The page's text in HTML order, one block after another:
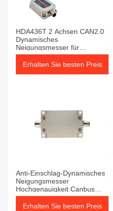
HDA436T 2 Achsen CAN2.0
Dynamisches
Neigungsmesser für
Satellitensuchsatelliten
Erhalten Sie besten Preis
Anti-Einschlag-Dynamisches
Neigungsmesser
Hochgenauigkeit Canbus
Neigungssensor
Erhalten Sie besten Preis